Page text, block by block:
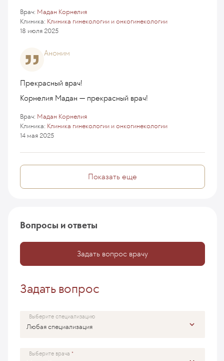
Клиника: Клиника гинекологии и онкогинекологии
Врач: Мадан Корнелия
18 июля 2025
Аноним
Прекрасный врач!
Корнелия Мадан — прекрасный врач!
Клиника: Клиника гинекологии и онкогинекологии
Врач: Мадан Корнелия
14 мая 2025
Показать еще
Вопросы и ответы
Задать вопрос врачу
Задать вопрос
Выберите специализацию
Выберите врача